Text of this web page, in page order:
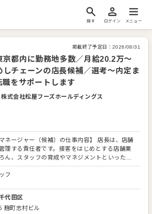
探す ログイン メニュー
掲載終了予定日： 2026/08/31
京都内に勤務地多数／月給20.2万～
チェーンの店長候補／選考～内定ま
職をサポートします
株式会社松屋フーズホールディングス
マネージャー（候補）の仕事内容】 店長は、店舗
理する責任者です。接客をはじめとする店舗業
ん、スタッフの育成やマネジメントといった重
担います。メインとなるのは、販促イベントや
ンの企画なども含め、売上に繋げていくことで
ではのアイデアを積極的に発信してください。
は…】 ・ホール、キッチンの全体管理 ・予約管
応 ・接客、サービス全般 ・売上管理、在庫管理
フ
代田区
麹町志村ビル